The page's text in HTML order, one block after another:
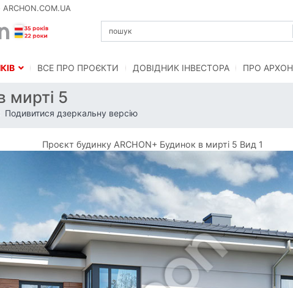
BСЕ ПРО ПРОЄКТИ ДОВІДНИК ІНВЕСТОРА ПРО АРХОН
мирті 5
Подивитися дзеркальну версію
Проєкт будинку ARCHON+ Будинок в мирті 5 Вид 1